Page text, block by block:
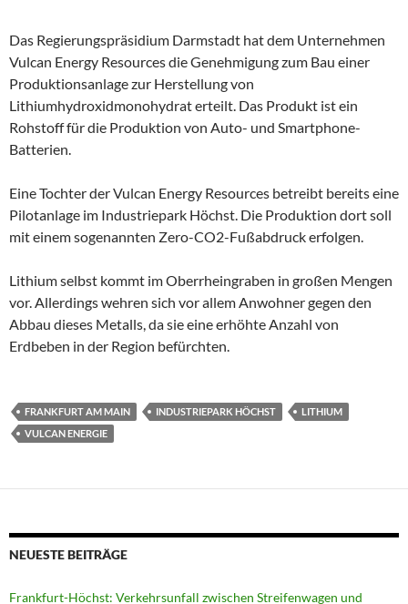
Das Regierungspräsidium Darmstadt hat dem Unternehmen
Vulcan Energy Resources die Genehmigung zum Bau einer
Produktionsanlage zur Herstellung von
Lithiumhydroxidmonohydrat erteilt. Das Produkt ist ein
Rohstoff für die Produktion von Auto- und Smartphone-
Batterien.
Eine Tochter der Vulcan Energy Resources betreibt bereits eine
Pilotanlage im Industriepark Höchst. Die Produktion dort soll
mit einem sogenannten Zero-CO2-Fußabdruck erfolgen.
Lithium selbst kommt im Oberrheingraben in großen Mengen
vor. Allerdings wehren sich vor allem Anwohner gegen den
Abbau dieses Metalls, da sie eine erhöhte Anzahl von
Erdbeben in der Region befürchten.
FRANKFURT AM MAIN INDUSTRIEPARK HÖCHST
LITHIUM
VULCAN ENERGIE
NEUESTE BEITRÄGE
Frankfurt-Höchst: Verkehrsunfall zwischen Streifenwagen und